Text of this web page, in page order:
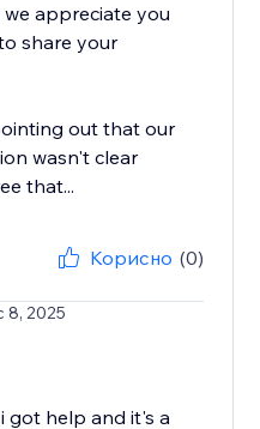
appreciate you
share your
out that our
wasn't clear
that...
Корисно (0)
8, 2025
got help and it's a